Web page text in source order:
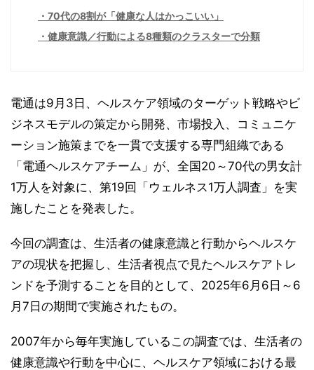
70代の8割が「健康な人はかっこいい」
健康意識／行動による8種類のクラスターで分類
電通は9月3日、ヘルスケア領域のターゲット戦略やビ
ジネスモデルの策定から開発、市場投入、コミュニケ
ーション施策までを一貫で支援する専門組織である
「電通ヘルスケアチーム」が、全国20～70代の男女計
1万人を対象に、第19回「ウェルネス1万人調査」を実
施したことを発表した。
今回の調査は、生活者の健康意識と行動からヘルスケ
アの現状を把握し、生活者視点で見たヘルスケアトレ
ンドを予測することを目的として、2025年6月6日～6
月7日の期間で実施されたもの。
2007年から毎年実施しているこの調査では、生活者の
健康意識や行動を中心に、ヘルスケア領域における最